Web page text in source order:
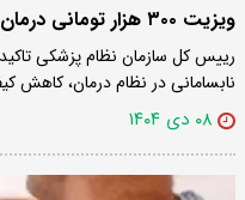
ویزیت ۳۰۰ هزار تومانی درمان را زمین گیر می کند
رییس کل سازمان نظام پزشکی تاکید
نابسامانی در نظام درمان،
۰۸ دی ۱۴۰۴